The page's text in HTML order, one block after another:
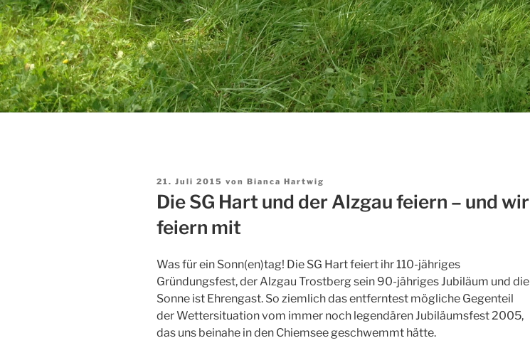
Veröffentlicht
am
21. Juli 2015 von Bianca Hartwig
Die SG Hart und der Alzgau feiern – und wir
feiern mit
Was für ein Sonn(en)tag! Die SG Hart feiert ihr 110-jähriges
Gründungsfest, der Alzgau Trostberg sein 90-jähriges Jubiläum und die
Sonne ist Ehrengast. So ziemlich das entferntest mögliche Gegenteil
der Wettersituation vom immer noch legendären Jubiläumsfest 2005,
das uns beinahe in den Chiemsee geschwemmt hätte.